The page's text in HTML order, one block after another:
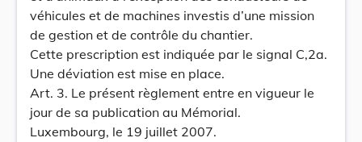
véhicules et de machines investis d’une mission
de gestion et de contrôle du chantier.
Cette prescription est indiquée par le signal C,2a.
Une déviation est mise en place.
Art. 3. Le présent règlement entre en vigueur le
jour de sa publication au Mémorial.
Luxembourg, le 19 juillet 2007.